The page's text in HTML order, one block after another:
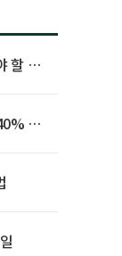
할 사
노